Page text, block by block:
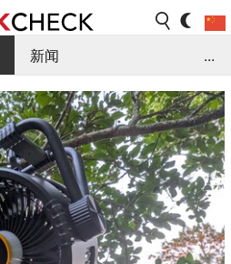
新闻
资料库
...